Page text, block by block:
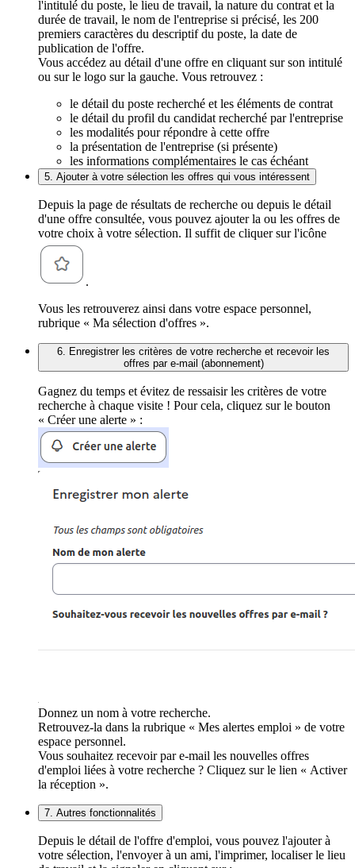
l'intitulé du poste, le lieu de travail, la nature du contrat et la
durée de travail, le nom de l'entreprise si précisé, les 200
premiers caractères du descriptif du poste, la date de
publication de l'offre.
Vous accédez au détail d'une offre en cliquant sur son intitulé
ou sur le logo sur la gauche. Vous retrouvez :
le détail du poste recherché et les éléments de contrat
le détail du profil du candidat recherché par l'entreprise
les modalités pour répondre à cette offre
la présentation de l'entreprise (si présente)
les informations complémentaires le cas échéant
5. Ajouter à votre sélection les offres qui vous intéressent
Depuis la page de résultats de recherche ou depuis le détail
d'une offre consultée, vous pouvez ajouter la ou les offres de
votre choix à votre sélection. Il suffit de cliquer sur l'icône
.
Vous les retrouverez ainsi dans votre espace personnel,
rubrique « Ma sélection d'offres ».
6. Enregistrer les critères de votre recherche et recevoir les
offres par e-mail (abonnement)
Gagnez du temps et évitez de ressaisir les critères de votre
recherche à chaque visite ! Pour cela, cliquez sur le bouton
« Créer une alerte » :
Donnez un nom à votre recherche.
Retrouvez-la dans la rubrique « Mes alertes emploi » de votre
espace personnel.
Vous souhaitez recevoir par e-mail les nouvelles offres
d'emploi liées à votre recherche ? Cliquez sur le lien « Activer
la réception ».
7. Autres fonctionnalités
Depuis le détail de l'offre d'emploi, vous pouvez l'ajouter à
votre sélection, l'envoyer à un ami, l'imprimer, localiser le lieu